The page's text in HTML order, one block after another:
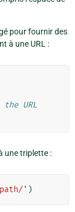
pour fournir des
à une URL :
URL
une triplette :
' )